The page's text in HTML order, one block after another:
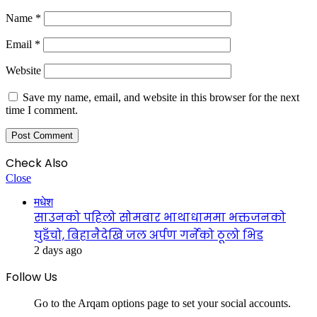
Name *
Email *
Website
Save my name, email, and website in this browser for the next
time I comment.
Check Also
Close
मधेश
साउनको पहिलो सोमबार भाथाधाममा भक्तजनको
घुइँचो, बिहानैदेखि जल अर्पण गर्नेको ठूलो भिड
2 days ago
Follow Us
Go to the Arqam options page to set your social accounts.